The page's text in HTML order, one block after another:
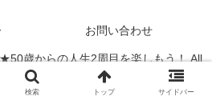
お問い合わせ
歳からの人生2周目を楽しもう！ All
Reserved.
検索 トップ サイドバー